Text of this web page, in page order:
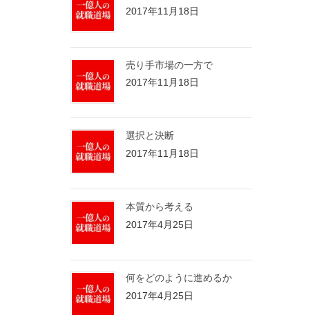
2017年11月18日
売り手市場の一方で
2017年11月18日
選択と決断
2017年11月18日
本質から考える
2017年4月25日
何をどのように進めるか
2017年4月25日